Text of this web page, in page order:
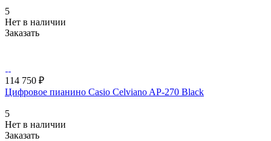
5
Нет в наличии
Заказать
114 750 ₽
Цифровое пианино Casio Celviano AP-270 Black
5
Нет в наличии
Заказать